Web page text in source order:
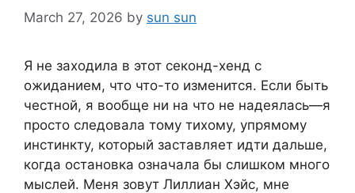
March 27, 2026 by sun sun
Я не заходила в этот секонд-хенд с
ожиданием, что что-то изменится. Если быть
честной, я вообще ни на что не надеялась—я
просто следовала тому тихому, упрямому
инстинкту, который заставляет идти дальше,
когда остановка означала бы слишком много
мыслей. Меня зовут Лиллиан Хэйс, мне